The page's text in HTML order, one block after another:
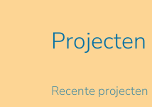
Projecten
Recente projecten